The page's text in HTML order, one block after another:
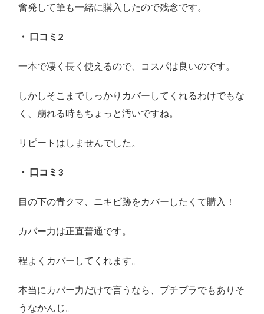
奮発して筆も一緒に購入したので残念です。
・ 口コミ2
一本で凄く長く使えるので、コスパは良いのです。
しかしそこまでしっかりカバーしてくれるわけでもな
く、崩れる時もちょっと汚いですね。
リピートはしませんでした。
・ 口コミ3
目の下の青クマ、ニキビ跡をカバーしたくて購入！
カバー力は正直普通です。
程よくカバーしてくれます。
本当にカバー力だけで言うなら、プチプラでもありそ
うなかんじ。